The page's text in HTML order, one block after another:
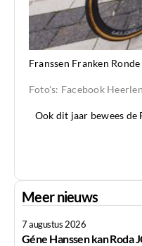
Franssen Franken Ronde
Foto's: Facebook
Ook dit jaar bewees de
Meer nieuws
7 augustus 2026
Géne Hanssen kan Roda